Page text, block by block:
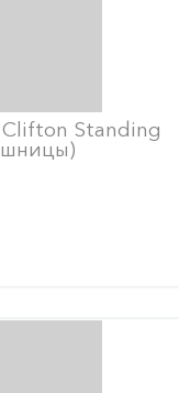
Standing